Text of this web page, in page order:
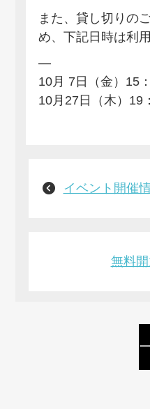
また、貸し切りの
め、下記日時は利
—
10月 7日（金）15
10月27日（木）19
イベント開催
無料